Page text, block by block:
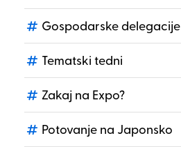
Gospodarske delegacije
Tematski tedni
Zakaj na Expo?
Potovanje na Japonsko